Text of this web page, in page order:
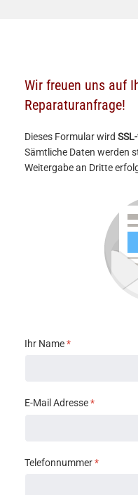
Wir freuen uns auf
Reparaturanfrage!
Dieses Formular wird
Sämtliche Daten werden
Weitergabe an Dritte
Ihr Name*
E-Mail Adresse*
Telefonnummer*